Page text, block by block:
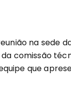
na sede
comissão
que